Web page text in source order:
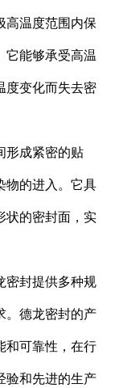
高温度范围内保
它能够承受高温
度变化而失去密
形成紧密的贴
物的进入。它具
状的密封面，实
密封提供多种规
。德龙密封的产
和可靠性，在行
验和先进的生产